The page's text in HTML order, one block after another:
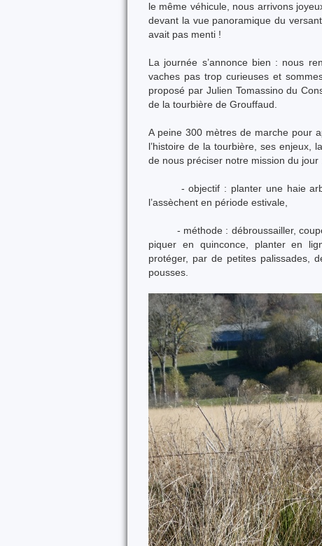
le même véhicule, nous arrivons
devant la vue panoramique du
avait pas menti !
La journée s’annonce bien : nous
vaches pas trop curieuses et
proposé par Julien Tomassino du
de la tourbière de Grouffaud.
A peine 300 mètres de marche pour
l’histoire de la tourbière, ses enjeux,
de nous préciser notre mission du jour
- objectif : planter une haie
l’assèchent en période estivale,
- méthode : débroussailler, couper
piquer en quinconce, planter en
protéger, par de petites palissades,
pousses.